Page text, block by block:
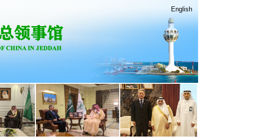
English